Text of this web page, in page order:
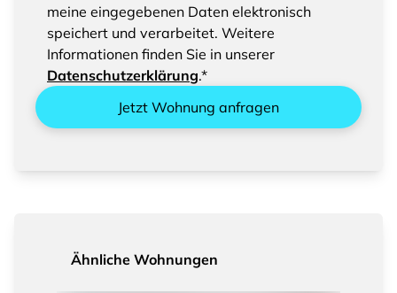
eingegebenen Daten
meine eingegebenen Daten elektronisch
speichert und verarbeitet. Weitere
Informationen finden Sie in unserer
Datenschutzerklärung.*
Jetzt Wohnung anfragen
Ähnliche Wohnungen